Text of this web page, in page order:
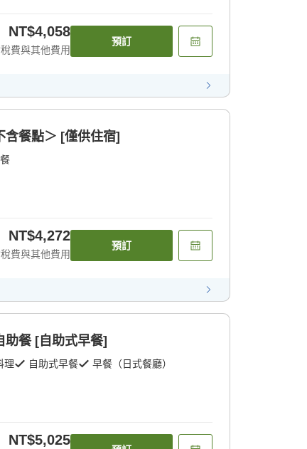
NT$4,058
費與其他費用
預訂
含餐點＞ [僅供住宿]
NT$4,272
費與其他費用
預訂
助餐 [自助式早餐]
理 自助式早餐 早餐（日式餐廳）
NT$5,025